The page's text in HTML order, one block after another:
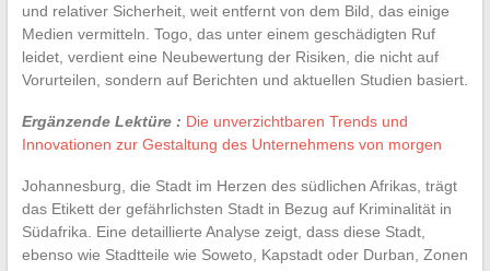
und relativer Sicherheit, weit entfernt von dem Bild, das einige
Medien vermitteln. Togo, das unter einem geschädigten Ruf
leidet, verdient eine Neubewertung der Risiken, die nicht auf
Vorurteilen, sondern auf Berichten und aktuellen Studien basiert.
Ergänzende Lektüre : Die unverzichtbaren Trends und
Innovationen zur Gestaltung des Unternehmens von morgen
Johannesburg, die Stadt im Herzen des südlichen Afrikas, trägt
das Etikett der gefährlichsten Stadt in Bezug auf Kriminalität in
Südafrika. Eine detaillierte Analyse zeigt, dass diese Stadt,
ebenso wie Stadtteile wie Soweto, Kapstadt oder Durban, Zonen